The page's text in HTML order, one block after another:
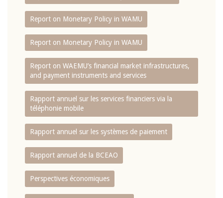
Report on Monetary Policy in WAMU
Report on Monetary Policy in WAMU
Report on WAEMU’s financial market infrastructures,
and payment instruments and services
Rapport annuel sur les services financiers via la
téléphonie mobile
Rapport annuel sur les systèmes de paiement
Rapport annuel de la BCEAO
Perspectives économiques